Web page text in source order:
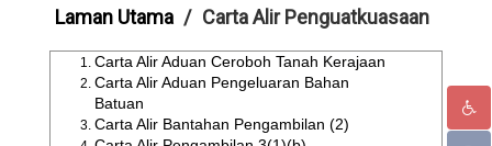
Laman Utama Carta Alir Penguatkuasaan
Carta Alir Aduan Ceroboh Tanah Kerajaan
Carta Alir Aduan Pengeluaran Bahan
Batuan
Carta Alir Bantahan Pengambilan (2)